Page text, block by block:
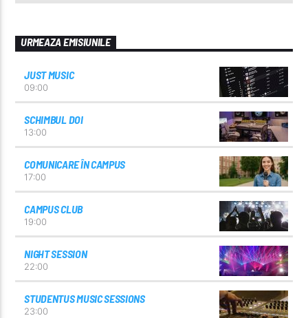
URMEAZA EMISIUNILE
JUST MUSIC
09:00
SCHIMBUL DOI
13:00
COMUNICARE ÎN CAMPUS
17:00
CAMPUS CLUB
19:00
NIGHT SESSION
22:00
STUDENTUS MUSIC SESSIONS
23:00